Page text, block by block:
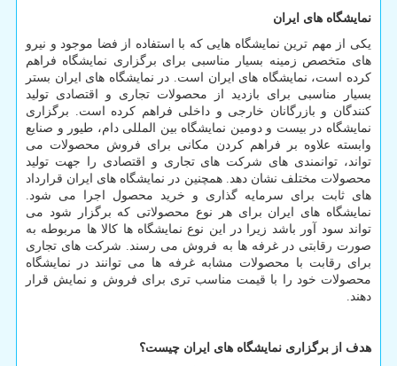
نمایشگاه های ایران
یکی از مهم ترین نمایشگاه هایی که با استفاده از فضا موجود و نیرو
های متخصص زمینه بسیار مناسبی برای برگزاری نمایشگاه فراهم
کرده است، نمایشگاه های ایران است. در نمایشگاه های ایران بستر
بسیار مناسبی برای بازدید از محصولات تجاری و اقتصادی تولید
کنندگان و بازرگانان خارجی و داخلی فراهم کرده است. برگزاری
نمایشگاه در بیست و دومین نمایشگاه بین المللی دام، طیور و صنایع
وابسته علاوه بر فراهم کردن مکانی برای فروش محصولات می
تواند، توانمندی های شرکت های تجاری و اقتصادی را جهت تولید
محصولات مختلف نشان دهد. همچنین در نمایشگاه های ایران قرارداد
های ثابت برای سرمایه گذاری و خرید محصول اجرا می شود.
نمایشگاه های ایران برای هر نوع محصولاتی که برگزار شود می
تواند سود آور باشد زیرا در این نوع نمایشگاه ها کالا ها مربوطه به
صورت رقابتی در غرفه ها به فروش می رسند. شرکت های تجاری
برای رقابت با محصولات مشابه غرفه ها می توانند در نمایشگاه
محصولات خود را با قیمت مناسب تری برای فروش و نمایش قرار
دهند.
هدف از برگزاری نمایشگاه های ایران چیست؟